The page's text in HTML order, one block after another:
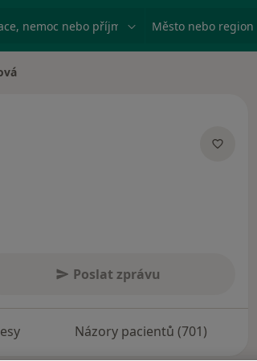
nemoc nebo příjmení Město nebo region
Poslat zprávu
Názory pacientů (701)